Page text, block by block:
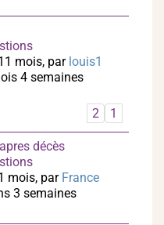
mois, par louis1
4 semaines
1
2
décès
mois, par France
3 semaines